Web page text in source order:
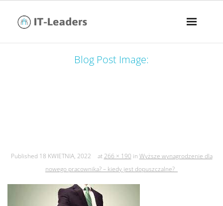
Blog Post Image:
Published 18 KWIETNIA, 2022 at266 × 190 in Wyższe wynagrodzenie dla
nowego pracownika? – kiedy jest dopuszczalne?